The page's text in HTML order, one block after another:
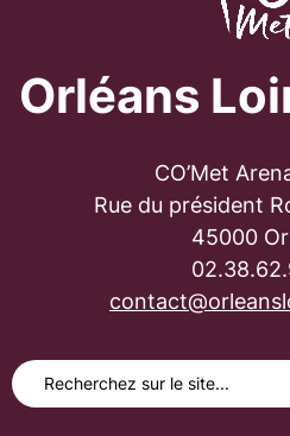
Orléans
CO’Met
Rue du président
45000